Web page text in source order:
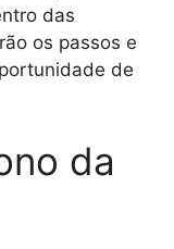
das
os passos e
de
da